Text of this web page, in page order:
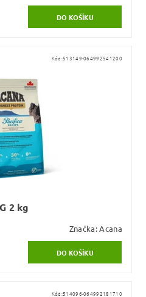
Kód:513149-064992541200
2 kg
Značka:Acana
Kód:514096-064992181710